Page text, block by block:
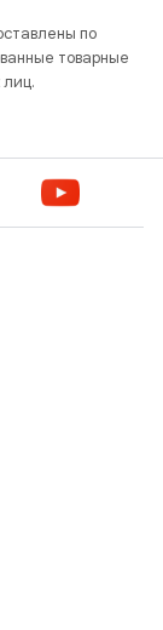
по
товарные